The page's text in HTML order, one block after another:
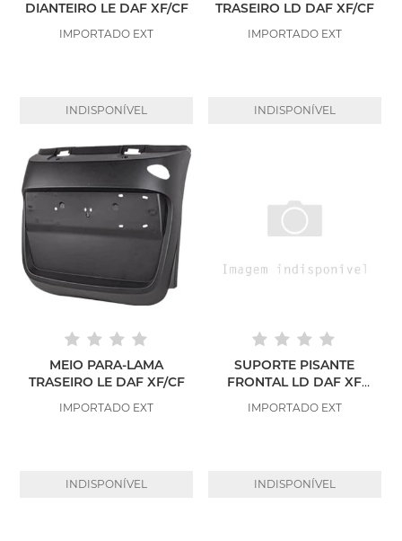
DIANTEIRO LE DAF XF/CF
IMPORTADO EXT
INDISPONÍVEL
TRASEIRO LD DAF XF/CF
IMPORTADO EXT
INDISPONÍVEL
MEIO PARA-LAMA
TRASEIRO LE DAF XF/CF
IMPORTADO EXT
INDISPONÍVEL
SUPORTE PISANTE
FRONTAL LD DAF XF
IMPORTADO EXT
INDISPONÍVEL